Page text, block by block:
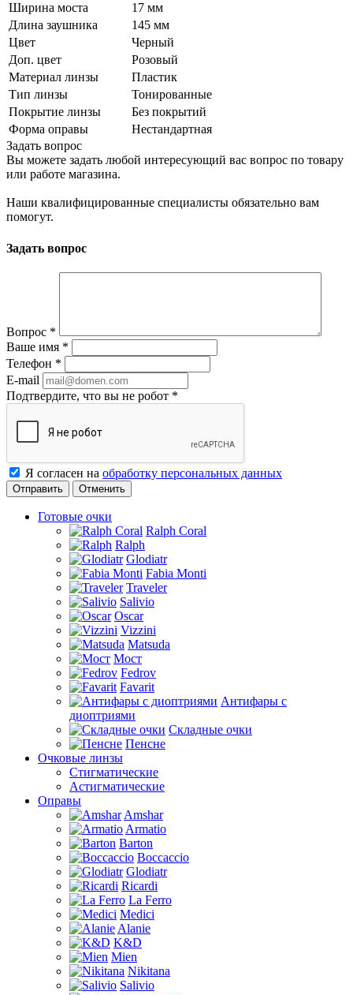
Ширина моста
17 мм
Длина заушника
145 мм
Цвет
Черный
Доп. цвет
Розовый
Материал линзы
Пластик
Тип линзы
Тонированные
Покрытие линзы
Без покрытий
Форма оправы
Нестандартная
Задать вопрос
Вы можете задать любой интересующий вас вопрос по товару
или работе магазина.
Наши квалифицированные специалисты обязательно вам
помогут.
Задать вопрос
Вопрос *
Ваше имя *
Телефон *
E-mail
Подтвердите, что вы не робот *
Я согласен на обработку персональных данных
Отменить
Готовые очки
Ralph Coral
Ralph
Glodiatr
Fabia Monti
Traveler
Salivio
Oscar
Vizzini
Matsuda
Мост
Fedrov
Favarit
Антифары с
диоптриями
Складные очки
Пенсне
Очковые линзы
Стигматические
Астигматические
Оправы
Amshar
Armatio
Barton
Boccaccio
Glodiatr
Ricardi
La Ferro
Medici
Alanie
K&D
Mien
Nikitana
Salivio